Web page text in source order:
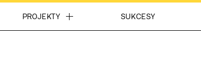
PROJEKTY SUKCESY